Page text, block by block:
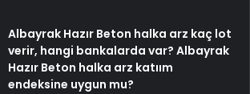
Albayrak Hazır Beton halka arz kaç lot
verir, hangi bankalarda var? Albayrak
Hazır Beton halka arz katıım
endeksine uygun mu?